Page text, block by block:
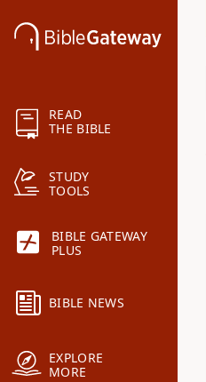
READ
THE BIBLE
STUDY
TOOLS
BIBLE GATEWAY
PLUS
BIBLE NEWS
EXPLORE
MORE